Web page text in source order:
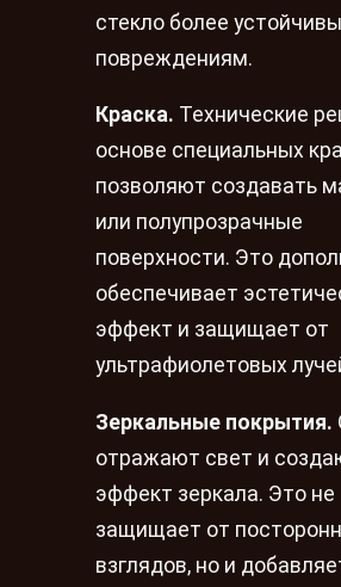
стекло более
повреждениям.
Краска. Технические
основе специальных
позволяют создавать
или полупрозрачные
поверхности. Это
обеспечивает
эффект и защищает от
ультрафиолетовых
Зеркальные покрытия.
отражают свет и
эффект зеркала. Это не
защищает от
взглядов, но и